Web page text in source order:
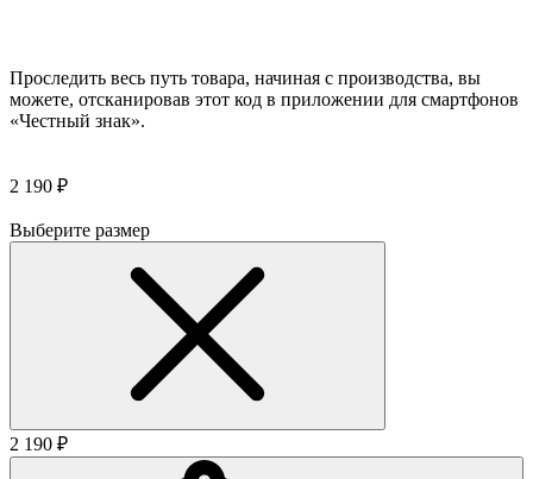
Проследить весь путь товара, начиная с производства, вы
можете, отсканировав этот код в приложении для смартфонов
«Честный знак».
2 190 ₽
Выберите размер
2 190 ₽